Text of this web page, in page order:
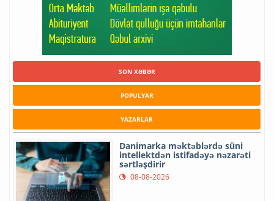
SON XƏBƏR
POPULYAR
YAZARLAR
Danimarka məktəblərdə süni
intellektdən istifadəyə nəzarəti
sərtləşdirir
08-08-2026